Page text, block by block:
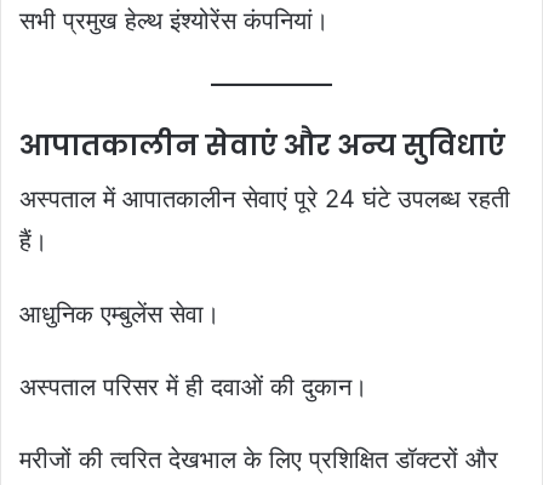
सभी प्रमुख हेल्थ इंश्योरेंस कंपनियां।
आपातकालीन सेवाएं और अन्य सुविधाएं
अस्पताल में आपातकालीन सेवाएं पूरे 24 घंटे उपलब्ध रहती
हैं।
आधुनिक एम्बुलेंस सेवा।
अस्पताल परिसर में ही दवाओं की दुकान।
मरीजों की त्वरित देखभाल के लिए प्रशिक्षित डॉक्टरों और